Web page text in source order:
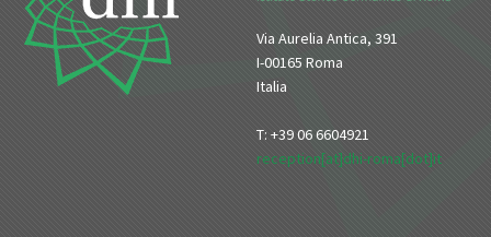
Via Aurelia Antica, 391
I-00165 Roma
Italia
T: +39 06 6604921
reception[at]dhi-roma[dot]it